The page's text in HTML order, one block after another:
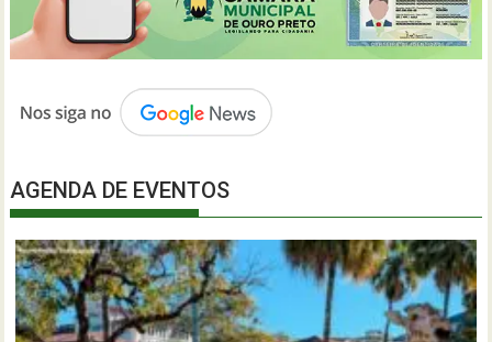
AGENDA DE EVENTOS